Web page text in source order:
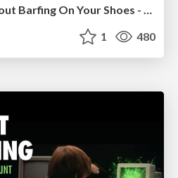
Public Speaking Without Barfing On Your Shoes - THAT 2023
1 480